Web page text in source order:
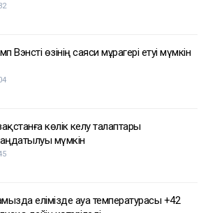
Вэнсті өзінің саяси мұрагері етуі мүмкін
көлік әкелу талаптары
мүмкін
елімізде ауа температурасы +42